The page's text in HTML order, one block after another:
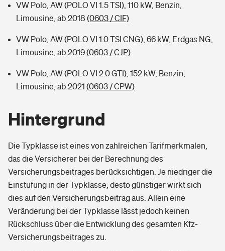
VW Polo, AW (POLO VI 1.5 TSI), 110 kW, Benzin,
Limousine, ab 2018 (0603 / CIF)
VW Polo, AW (POLO VI 1.0 TSI CNG), 66 kW, Erdgas NG,
Limousine, ab 2019(0603 / CJP)
VW Polo, AW (POLO VI 2.0 GTI), 152 kW, Benzin,
Limousine, ab 2021 (0603 / CPW)
Hintergrund
Die Typklasse ist eines von zahlreichen Tarifmerkmalen,
das die Versicherer bei der Berechnung des
Versicherungsbeitrages berücksichtigen. Je niedriger die
Einstufung in der Typklasse, desto günstiger wirkt sich
dies auf den Versicherungsbeitrag aus. Allein eine
Veränderung bei der Typklasse lässt jedoch keinen
Rückschluss über die Entwicklung des gesamten Kfz-
Versicherungsbeitrages zu.